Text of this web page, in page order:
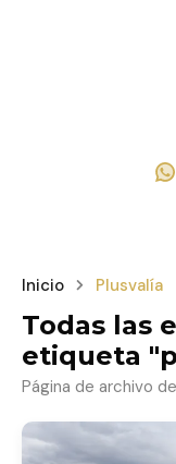
Inicio Plusvalía
Todas las
etiqueta
Página de archivo